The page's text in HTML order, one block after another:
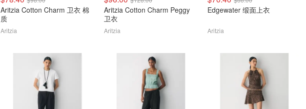
Aritzia Cotton Charm 卫衣 棉
质
Aritzia
Aritzia Cotton Charm Peggy
卫衣
Aritzia
Edgewater 缎面上衣
Aritzia